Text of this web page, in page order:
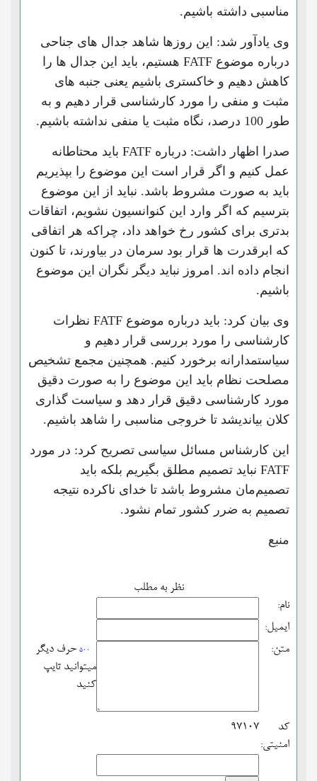
مناسبی داشته باشیم.
وی یادآور شد: این روزها شاهد جدال های جناحی
درباره موضوع FATF هستیم، باید این جدال ها را
کاهش دهیم و خاکستری باشیم یعنی جنبه های
مثبت و منفی را مورد کارشناسی قرار دهیم و به
طور 100 درصد، نگاه مثبت یا منفی نداشته باشیم.
صدرا اظهار داشت: درباره FATF باید محتاطانه
عمل کنیم و اگر قرار است این موضوع را بپذیریم
باید به صورت مشروط باشد. نباید از این موضوع
بترسیم که اگر وارد این کنوانسیون نشویم‌، اتفاقات
بدتری برای کشور رخ خواهد داد، چراکه هر اتفاقی
که ابرقدرت ها قرار بود سرمان در بیاورند،‌ تا کنون
انجام داده اند. امروز نباید دیگر نگران این موضوع
باشیم.
وی بیان کرد:‌ باید درباره موضوع FATF نظرات
کارشناسی را مورد بررسی قرار دهیم و
سیاستمدارانه برخورد کنیم. همچنین مجمع تشخیص
مصلحت نظام باید این موضوع را به صورت دقیق
مورد کارشناسی دقیق قرار دهد و سیاست گذاری
کلان بیاندیشد تا خروجی مناسبی را شاهد باشیم.
این کارشناس مسائل سیاسی تصریح کرد: در مورد
FATF نباید تصمیم مطلق بگیریم بلکه باید
تصمیم‌مان مشروط باشد تا خدای ناکرده نتیجه
تصمیم به ضرر کشور تمام نشود.
منبع
نظر به مطلب
نام:
ایمیل:
متن:
500 حرف دیگر
میتوانید تایپ
کنید
کد
امنیتی:
97107